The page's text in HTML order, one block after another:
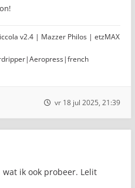
v2.4 | Mazzer Philos | etzMAX
vr 18 jul 2025, 21:39
ik ook probeer. Lelit